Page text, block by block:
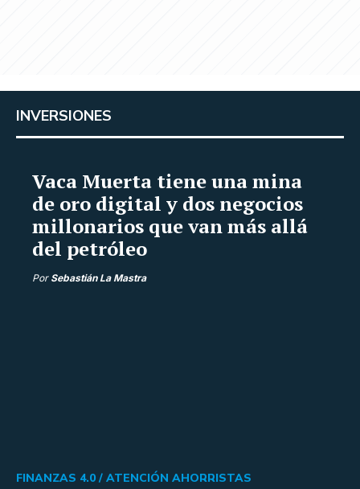
INVERSIONES
Vaca Muerta tiene una mina
de oro digital y dos negocios
millonarios que van más allá
del petróleo
Por Sebastián La Mastra
FINANZAS 4.0 / ATENCIÓN AHORRISTAS